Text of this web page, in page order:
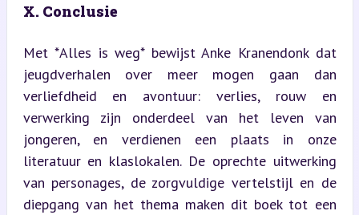
X. Conclusie
Met *Alles is weg* bewijst Anke Kranendonk dat
jeugdverhalen over meer mogen gaan dan
verliefdheid en avontuur: verlies, rouw en
verwerking zijn onderdeel van het leven van
jongeren, en verdienen een plaats in onze
literatuur en klaslokalen. De oprechte uitwerking
van personages, de zorgvuldige vertelstijl en de
diepgang van het thema maken dit boek tot een